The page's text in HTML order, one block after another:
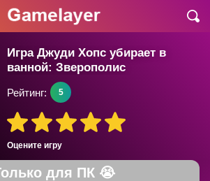
Игра Джуди Хопс убирает в
ванной: Зверополис
Оцените игру
Рейтинг: 5